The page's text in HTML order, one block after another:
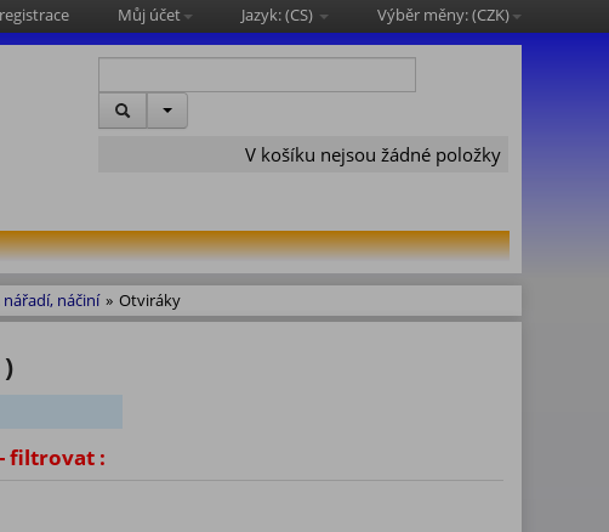
Můj účet Jazyk: (CS) Výběr měny: (CZK)
V košíku nejsou žádné položky
nářadí, náčiní » Otviráky
filtrovat :